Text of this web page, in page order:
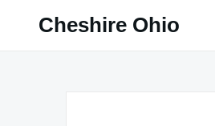
Cheshire Ohio